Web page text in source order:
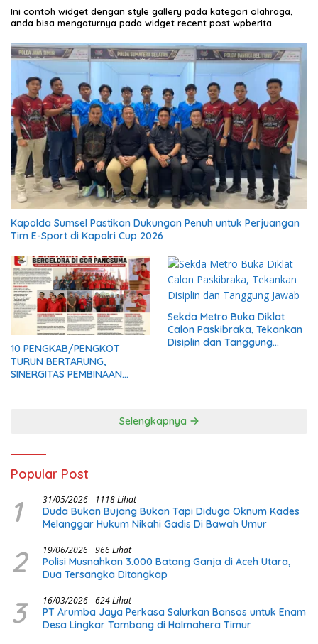
Ini contoh widget dengan style gallery pada kategori olahraga,
anda bisa mengaturnya pada widget recent post wpberita.
Kapolda Sumsel Pastikan Dukungan Penuh untuk Perjuangan
Tim E-Sport di Kapolri Cup 2026
10 PENGKAB/PENGKOT
TURUN BERTARUNG,
SINERGITAS PEMBINAAN
Sekda Metro Buka Diklat
Calon Paskibraka, Tekankan
Disiplin dan Tanggung
Selengkapnya
Popular Post
1 31/05/2026 1118 Lihat
Duda Bukan Bujang Bukan Tapi Diduga Oknum Kades
Melanggar Hukum Nikahi Gadis Di Bawah Umur
2 19/06/2026 966 Lihat
Polisi Musnahkan 3.000 Batang Ganja di Aceh Utara,
Dua Tersangka Ditangkap
3 16/03/2026 624 Lihat
PT Arumba Jaya Perkasa Salurkan Bansos untuk Enam
Desa Lingkar Tambang di Halmahera Timur